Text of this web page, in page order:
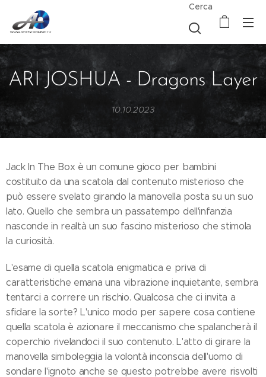
Cerca
ARI JOSHUA - Dragons Layer
10.10.2023
Jack In The Box è un comune gioco per bambini
costituito da una scatola dal contenuto misterioso che
può essere svelato girando la manovella posta su un suo
lato. Quello che sembra un passatempo dell'infanzia
nasconde in realtà un suo fascino misterioso che stimola
la curiosità.
L'esame di quella scatola enigmatica e priva di
caratteristiche emana una vibrazione inquietante, sembra
tentarci a correre un rischio. Qualcosa che ci invita a
sfidare la sorte? L'unico modo per sapere cosa contiene
quella scatola è azionare il meccanismo che spalancherà il
coperchio rivelandoci il suo contenuto. L'atto di girare la
manovella simboleggia la volontà inconscia dell'uomo di
sondare l'ignoto anche se questo potrebbe avere risvolti